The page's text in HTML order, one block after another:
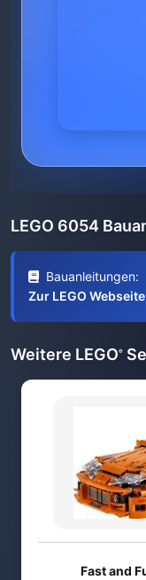
LEGO 6054
Bauanleitungen:
Zur LEGO Webseite
Weitere LEGO®
Fast and